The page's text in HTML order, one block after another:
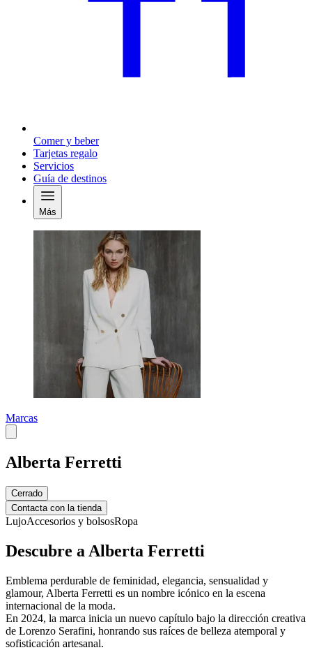
Comer y beber
Tarjetas regalo
Servicios
Guía de destinos
Más
Marcas
Alberta Ferretti
Cerrado
Contacta con la tienda
LujoAccesorios y bolsosRopa
Descubre a Alberta Ferretti
Emblema perdurable de feminidad, elegancia, sensualidad y
glamour, Alberta Ferretti es un nombre icónico en la escena
internacional de la moda.
En 2024, la marca inicia un nuevo capítulo bajo la dirección creativa
de Lorenzo Serafini, honrando sus raíces de belleza atemporal y
sofisticación artesanal.